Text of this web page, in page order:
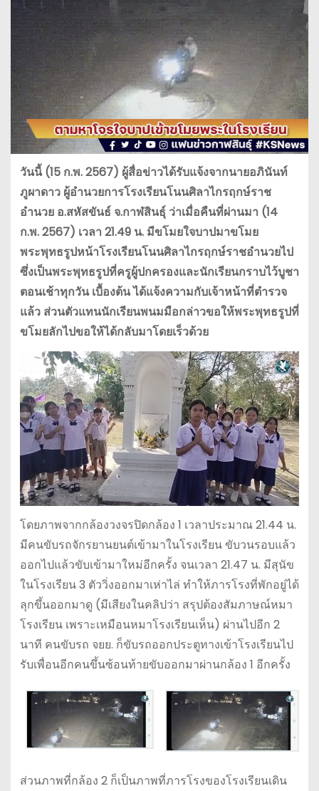
วันนี้ (15 ก.พ. 2567) ผู้สื่อข่าวได้รับแจ้งจากนายอภินันท์
ภูผาดาว ผู้อำนวยการโรงเรียนโนนศิลาไกรฤกษ์ราช
อำนวย อ.สหัสขันธ์ จ.กาฬสินธุ์ ว่าเมื่อคืนที่ผ่านมา (14
ก.พ. 2567) เวลา 21.49 น. มีขโมยใจบาปมาขโมย
พระพุทธรูปหน้าโรงเรียนโนนศิลาไกรฤกษ์ราชอำนวยไป
ซึ่งเป็นพระพุทธรูปที่ครูผู้ปกครองและนักเรียนกราบไว้บูชา
ตอนเช้าทุกวัน เบื้องต้น ได้แจ้งความกับเจ้าหน้าที่ตำรวจ
แล้ว ส่วนตัวแทนนักเรียนพนมมือกล่าวขอให้พระพุทธรูปที่
ขโมยลักไปขอให้ได้กลับมาโดยเร็วด้วย
โดยภาพจากกล้องวงจรปิดกล้อง 1 เวลาประมาณ 21.44 น.
มีคนขับรถจักรยานยนต์เข้ามาในโรงเรียน ขับวนรอบแล้ว
ออกไปแล้วขับเข้ามาใหม่อีกครั้ง จนเวลา 21.47 น. มีสุนัข
ในโรงเรียน 3 ตัววิ่งออกมาเห่าไล่ ทำให้ภารโรงที่พักอยู่ได้
ลุกขึ้นออกมาดู (มีเสียงในคลิปว่า สรุปต้องสัมภาษณ์หมา
โรงเรียน เพราะเหมือนหมาโรงเรียนเห็น) ผ่านไปอีก 2
นาที คนขับรถ จยย. ก็ขับรถออกประตูทางเข้าโรงเรียนไป
รับเพื่อนอีกคนขึ้นซ้อนท้ายขับออกมาผ่านกล้อง 1 อีกครั้ง
ส่วนภาพที่กล้อง 2 ก็เป็นภาพที่ภารโรงของโรงเรียนเดิน